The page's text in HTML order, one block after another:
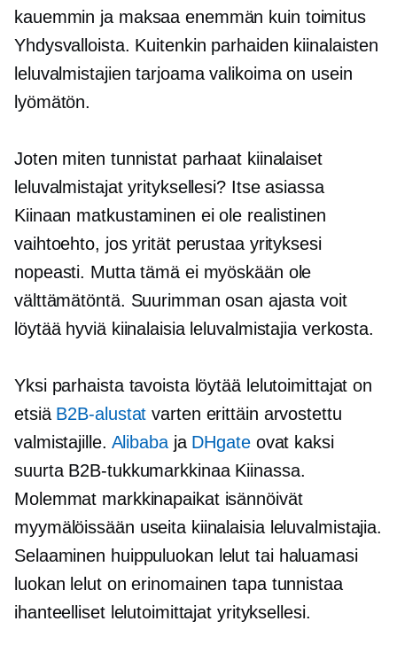
kauemmin ja maksaa enemmän kuin toimitus
Yhdysvalloista. Kuitenkin parhaiden kiinalaisten
leluvalmistajien tarjoama valikoima on usein
lyömätön.
Joten miten tunnistat parhaat kiinalaiset
leluvalmistajat yrityksellesi? Itse asiassa
Kiinaan matkustaminen ei ole realistinen
vaihtoehto, jos yrität perustaa yrityksesi
nopeasti. Mutta tämä ei myöskään ole
välttämätöntä. Suurimman osan ajasta voit
löytää hyviä kiinalaisia ​​leluvalmistajia verkosta.
Yksi parhaista tavoista löytää lelutoimittajat on
etsiä B2B-alustat varten erittäin arvostettu
valmistajille. Alibabaja DHgateovat kaksi
suurta B2B-tukkumarkkinaa Kiinassa.
Molemmat markkinapaikat isännöivät
myymälöissään useita kiinalaisia ​​leluvalmistajia.
Selaaminen huippuluokan lelut tai haluamasi
luokan lelut on erinomainen tapa tunnistaa
ihanteelliset lelutoimittajat yrityksellesi.